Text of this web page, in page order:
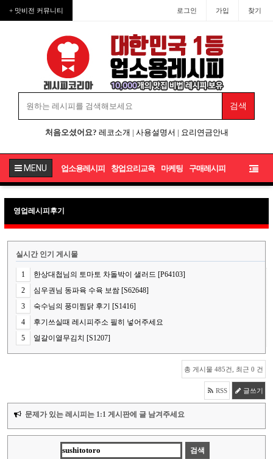
+ 맛비전 커뮤니티 로그인 가입 찾기
처음오셨어요? 레코소개 | 사용설명서 | 요리연금안내
MENU 업소용레시피 창업요리교육 마케팅 구매레시피
영업레시피후기
실시간 인기 게시물
1
한상대첩님의 토마토 차돌박이 샐러드 [P64103]
2
심우권님 동파육 수육 보쌈 [S62648]
3
숙수님의 풍미찜닭 후기 [S1416]
4
후기쓰실때 레시피주소 필히 넣어주세요
5
얼갈이열무김치 [S1207]
총 게시물 485건, 최근 0 건
RSS 글쓰기
문제가 있는 레시피는 1:1 게시판에 글 남겨주세요